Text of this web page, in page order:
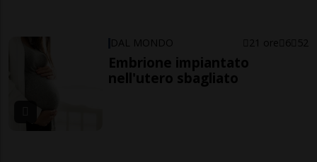
DAL MONDO 21 ore 6 52
Embrione impiantato
nell'utero sbagliato